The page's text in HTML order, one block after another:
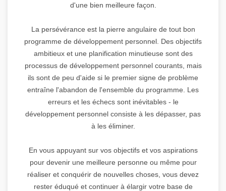
d'une bien meilleure façon.
La persévérance est la pierre angulaire de tout bon
programme de développement personnel. Des objectifs
ambitieux et une planification minutieuse sont des
processus de développement personnel courants, mais
ils sont de peu d'aide si le premier signe de problème
entraîne l'abandon de l'ensemble du programme. Les
erreurs et les échecs sont inévitables - le
développement personnel consiste à les dépasser, pas
à les éliminer.
En vous appuyant sur vos objectifs et vos aspirations
pour devenir une meilleure personne ou même pour
réaliser et conquérir de nouvelles choses, vous devez
rester éduqué et continuer à élargir votre base de